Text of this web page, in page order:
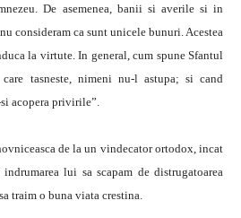
De asemenea, banii si averile si in
consideram ca sunt unicele bunuri. Acestea
la virtute. In general, cum spune Sfantul
tasneste, nimeni nu-l astupa; si cand
acopera privirile”.
de la un vindecator ortodox, incat
lui sa scapam de distrugatoarea
traim o buna viata crestina.